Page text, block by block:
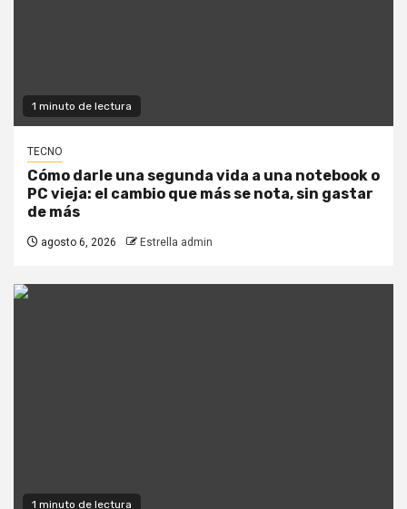
1 minuto de lectura
TECNO
Cómo darle una segunda vida a una notebook o
PC vieja: el cambio que más se nota, sin gastar
de más
agosto 6, 2026 Estrella admin
1 minuto de lectura